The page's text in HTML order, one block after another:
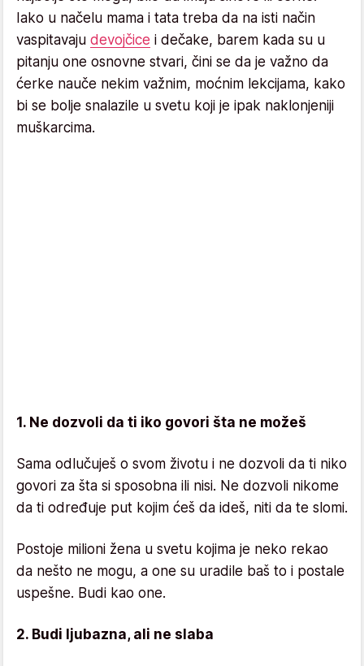
Iako u načelu mama i tata treba da na isti način
vaspitavaju devojčice i dečake, barem kada su u
pitanju one osnovne stvari, čini se da je važno da
ćerke nauče nekim važnim, moćnim lekcijama, kako
bi se bolje snalazile u svetu koji je ipak naklonjeniji
muškarcima.
1. Ne dozvoli da ti iko govori šta ne možeš
Sama odlučuješ o svom životu i ne dozvoli da ti niko
govori za šta si sposobna ili nisi. Ne dozvoli nikome
da ti određuje put kojim ćeš da ideš, niti da te slomi.
Postoje milioni žena u svetu kojima je neko rekao
da nešto ne mogu, a one su uradile baš to i postale
uspešne. Budi kao one.
2. Budi ljubazna, ali ne slaba